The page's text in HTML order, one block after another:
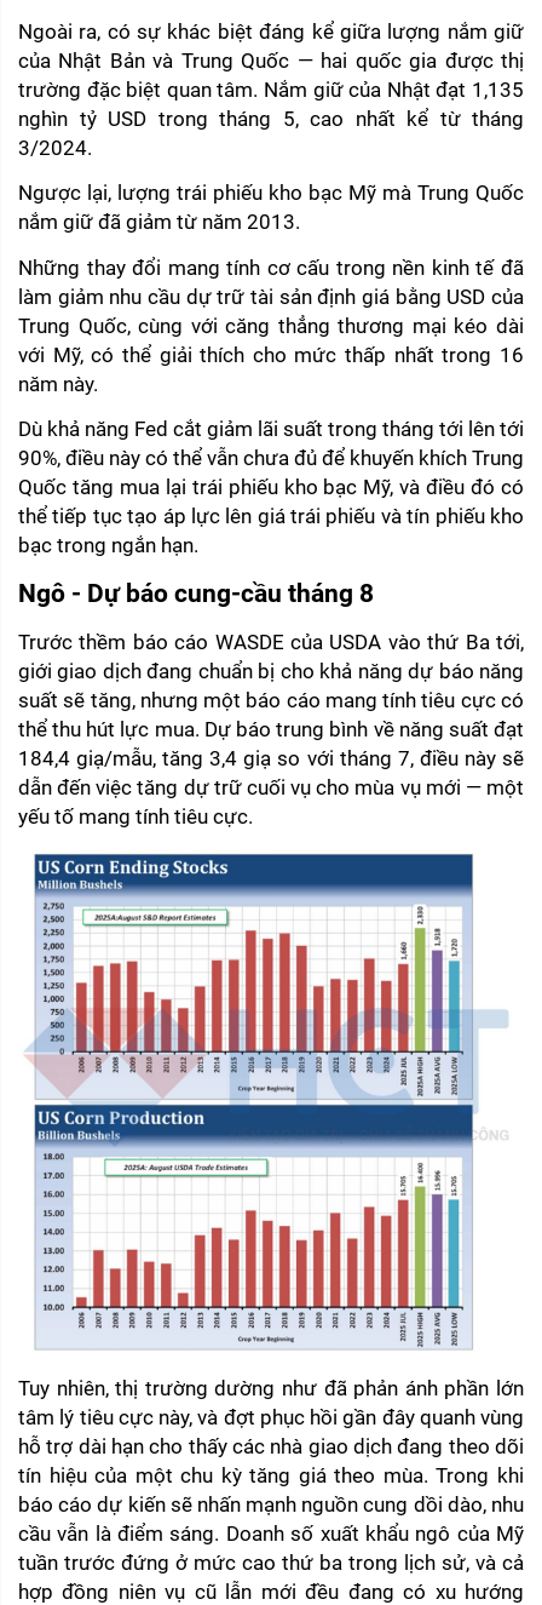
Ngoài ra, có sự khác biệt đáng kể giữa lượng nắm giữ
của Nhật Bản và Trung Quốc — hai quốc gia được thị
trường đặc biệt quan tâm. Nắm giữ của Nhật đạt 1,135
nghìn tỷ USD trong tháng 5, cao nhất kể từ tháng
3/2024.
Ngược lại, lượng trái phiếu kho bạc Mỹ mà Trung Quốc
nắm giữ đã giảm từ năm 2013.
Những thay đổi mang tính cơ cấu trong nền kinh tế đã
làm giảm nhu cầu dự trữ tài sản định giá bằng USD của
Trung Quốc, cùng với căng thẳng thương mại kéo dài
với Mỹ, có thể giải thích cho mức thấp nhất trong 16
năm này.
Dù khả năng Fed cắt giảm lãi suất trong tháng tới lên tới
90%, điều này có thể vẫn chưa đủ để khuyến khích Trung
Quốc tăng mua lại trái phiếu kho bạc Mỹ, và điều đó có
thể tiếp tục tạo áp lực lên giá trái phiếu và tín phiếu kho
bạc trong ngắn hạn.
Ngô - Dự báo cung-cầu tháng 8
Trước thềm báo cáo WASDE của USDA vào thứ Ba tới,
giới giao dịch đang chuẩn bị cho khả năng dự báo năng
suất sẽ tăng, nhưng một báo cáo mang tính tiêu cực có
thể thu hút lực mua. Dự báo trung bình về năng suất đạt
184,4 giạ/mẫu, tăng 3,4 giạ so với tháng 7, điều này sẽ
dẫn đến việc tăng dự trữ cuối vụ cho mùa vụ mới — một
yếu tố mang tính tiêu cực.
Tuy nhiên, thị trường dường như đã phản ánh phần lớn
tâm lý tiêu cực này, và đợt phục hồi gần đây quanh vùng
hỗ trợ dài hạn cho thấy các nhà giao dịch đang theo dõi
tín hiệu của một chu kỳ tăng giá theo mùa. Trong khi
báo cáo dự kiến sẽ nhấn mạnh nguồn cung dồi dào, nhu
cầu vẫn là điểm sáng. Doanh số xuất khẩu ngô của Mỹ
tuần trước đứng ở mức cao thứ ba trong lịch sử, và cả
hợp đồng niên vụ cũ lẫn mới đều đang có xu hướng